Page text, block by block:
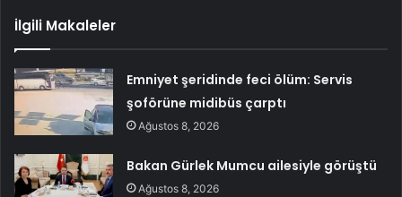
İlgili Makaleler
Emniyet şeridinde feci ölüm: Servis
şoförüne midibüs çarptı
Ağustos 8, 2026
Bakan Gürlek Mumcu ailesiyle görüştü
Ağustos 8, 2026